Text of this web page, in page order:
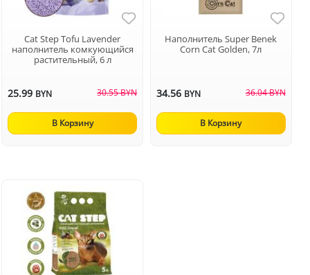
Cat Step Tofu Lavender
наполнитель комкующийся
растительный, 6 л
25.99 BYN 30.55 BYN
В Корзину
Наполнитель Super Benek
Corn Cat Golden, 7л
34.56 BYN 36.04 BYN
В Корзину